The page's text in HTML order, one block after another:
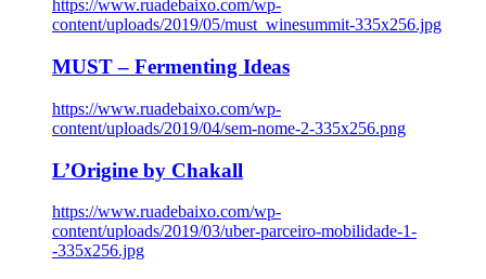
https://www.ruadebaixo.com/wp-
content/uploads/2019/05/must_winesummit-335x256.jpg
MUST – Fermenting Ideas
https://www.ruadebaixo.com/wp-
content/uploads/2019/04/sem-nome-2-335x256.png
L’Origine by Chakall
https://www.ruadebaixo.com/wp-
content/uploads/2019/03/uber-parceiro-mobilidade-1-
-335x256.jpg